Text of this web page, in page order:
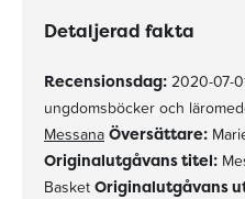
Detaljerad fakta
Recensionsdag: 2020-07-
ungdomsböcker och
Messana Översättare:
Originalutgåvans titel:
Basket Originalutgåvans